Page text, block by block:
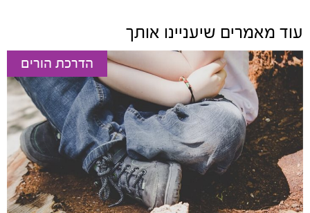
עוד מאמרים שיעניינו אותך
הדרכת הורים